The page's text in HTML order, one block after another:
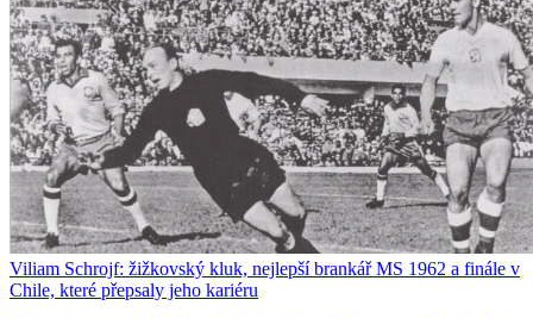
Viliam Schrojf: žižkovský kluk, nejlepší brankář MS 1962 a finále v
Chile, které přepsaly jeho kariéru